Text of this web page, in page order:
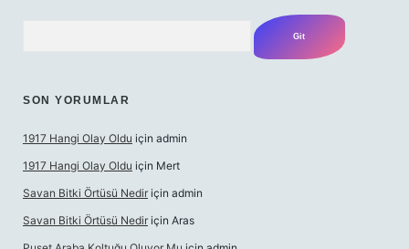
SON YORUMLAR
1917 Hangi Olay Oldu için admin
1917 Hangi Olay Oldu için Mert
Savan Bitki Örtüsü Nedir için admin
Savan Bitki Örtüsü Nedir için Aras